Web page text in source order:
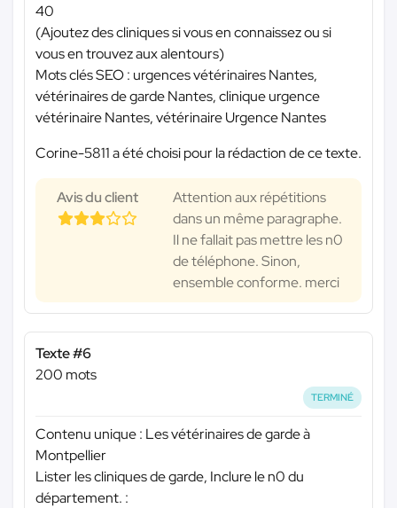
40
(Ajoutez des cliniques si vous en connaissez ou si
vous en trouvez aux alentours)
Mots clés SEO : urgences vétérinaires Nantes,
vétérinaires de garde Nantes, clinique urgence
vétérinaire Nantes, vétérinaire Urgence Nantes
Corine-5811 a été choisi pour la rédaction de ce texte.
Avis du client
Attention aux répétitions
dans un même paragraphe.
Il ne fallait pas mettre les n0
de téléphone. Sinon,
ensemble conforme. merci
Texte #6
200 mots
TERMINÉ
Contenu unique : Les vétérinaires de garde à
Montpellier
Lister les cliniques de garde, Inclure le n0 du
département. :